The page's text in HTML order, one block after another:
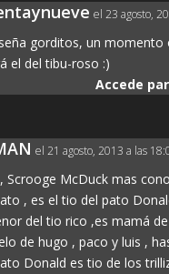
el 23 agosto,
gorditos, un momento
el del tibu-roso :)
Accede
el 21 agosto, 2013 a las
Scrooge McDuck mas
, es el tio del pato
del tio rico ,es mamá
de hugo , paco y luis ,
Donald es tio de los